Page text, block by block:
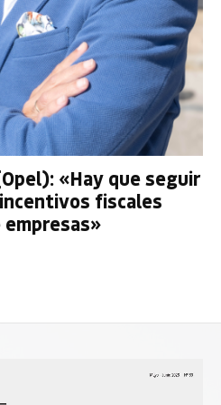
«Hay que seguir
fiscales